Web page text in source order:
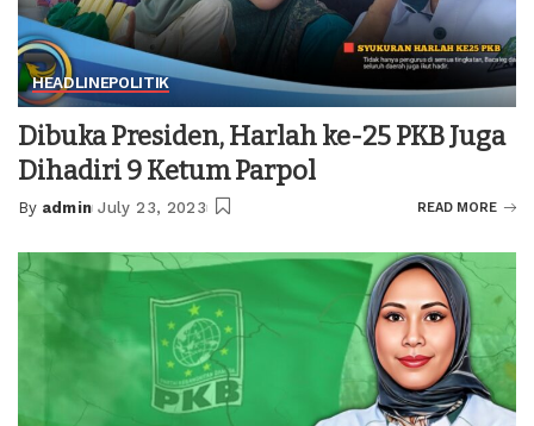
HEADLINEPOLITIK
Dibuka Presiden, Harlah ke-25 PKB Juga
Dihadiri 9 Ketum Parpol
Posted
By admin July 23, 2023 READ MORE